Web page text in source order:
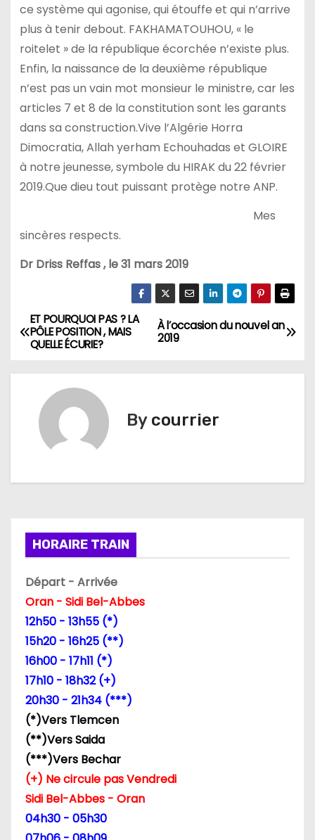
ce système qui agonise, qui étouffe et qui n’arrive
plus à tenir debout. FAKHAMATOUHOU, « le
roitelet » de la république écorchée n’existe plus.
Enfin, la naissance de la deuxième république
n’est pas un vain mot monsieur le ministre, car les
articles 7 et 8 de la constitution sont les garants
dans sa construction.Vive l’Algérie Horra
Dimocratia, Allah yerham Echouhadas et GLOIRE
à notre jeunesse, symbole du HIRAK du 22 février
2019.Que dieu tout puissant protège notre ANP.
Mes
sincères respects.
Dr Driss Reffas , le 31 mars 2019
N
o
n
d
e
a
r
t
À l’occasion du nouvel an
2019
ET POURQUOI PAS ? LA
PÔLE POSITION , MAIS
QUELLE ÉCURIE?
By courrier
HORAIRE TRAIN
Départ - Arrivée
Oran - Sidi Bel-Abbes
12h50 - 13h55 (*)
15h20 - 16h25 (**)
16h00 - 17h11 (*)
17h10 - 18h32 (+)
20h30 - 21h34 (***)
(*)Vers Tlemcen
(**)Vers Saida
(***)Vers Bechar
(+) Ne circule pas Vendredi
Sidi Bel-Abbes - Oran
04h30 - 05h30